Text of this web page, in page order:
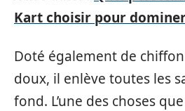
Kart choisir pour
Doté également de
doux, il enlève toutes les
fond. L’une des choses